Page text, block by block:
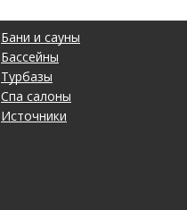
Бани и сауны
Бассейны
Турбазы
Спа салоны
Источники